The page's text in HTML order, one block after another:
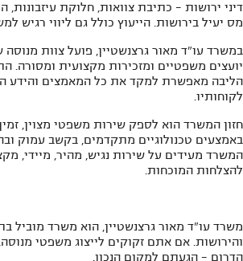
דיני ירושות - כתיבת צוואות, חלוקת עיזבונות,
מס יעיל בירושות. הייעוץ כולל גם ליווי רגיש
במשרד עו"ד מאור גרצנשטיין, פועל צוות מנוסה
יועצים משפטיים ומזכירות מקצועית ומסורה.
הליבה מאפשרת למקד את כל המאמצים והידע
לקוחותיו.
חזון המשרד הוא לספק שירות משפטי מצוין, זמין,
באמצעים טכנולוגיים מתקדמים, בקשב עמוק
המשרד מעידים על שירות נגיש, מהיר, מיידי,
להצלחות המוכחות.
משרד עו"ד מאור גרצנשטיין, הוא משרד מוביל
והירושות. אם אתם זקוקים לייצוג משפטי מנוסה,
הדרום - הגעתם למקום הנכון.